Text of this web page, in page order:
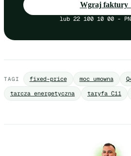
Wgraj faktury
lub 22 100 10 00 -
TAGI fixed-price moc umowna
tarcza energetyczna
taryfa C11